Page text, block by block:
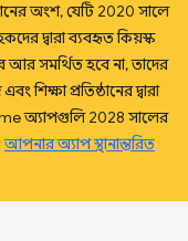
অংশ, যেটি 2020 সালে
দ্বারা ব্যবহৃত কিয়স্ক
সমর্থিত হবে না, তাদের
শিক্ষা প্রতিষ্ঠানের দ্বারা
অ্যাপগুলি 2028 সালের
আপনার অ্যাপ স্থানান্তরিত